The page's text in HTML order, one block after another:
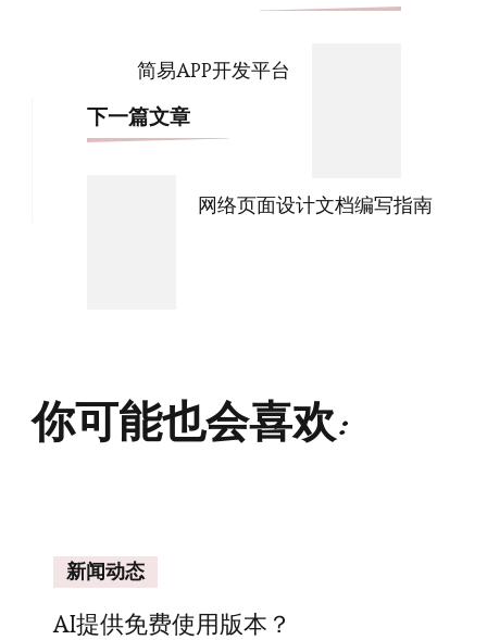
导
简易APP开发平台
下一篇文章
网络页面设计文档编写指南
你可能也会喜欢:
新闻动态
AI提供免费使用版本？